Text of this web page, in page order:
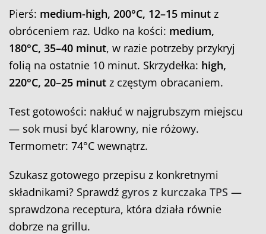
Pierś: medium-high, 200°C, 12–15 minut z
obróceniem raz. Udko na kości: medium,
180°C, 35–40 minut, w razie potrzeby przykryj
folią na ostatnie 10 minut. Skrzydełka: high,
220°C, 20–25 minut z częstym obracaniem.
Test gotowości: nakłuć w najgrubszym miejscu
— sok musi być klarowny, nie różowy.
Termometr: 74°C wewnątrz.
Szukasz gotowego przepisu z konkretnymi
składnikami? Sprawdź gyros z kurczaka TPS —
sprawdzona receptura, która działa równie
dobrze na grillu.